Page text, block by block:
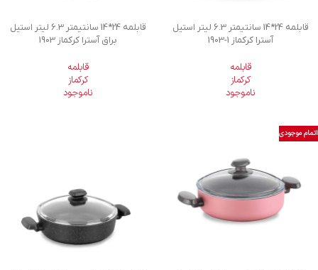
قابلمه 24*14 سانتیمتر 6.3 لیتر استیل
آسترا کرکماز 1903-1
قابلمه
کرکماز
ناموجود
قابلمه 24*14 سانتیمتر 6.3 لیتر استیل
براق آسترا کرکماز 1903
قابلمه
کرکماز
ناموجود
اتمام موجودی